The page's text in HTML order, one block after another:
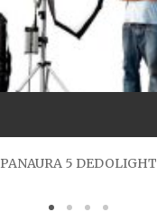
PANAURA 5 DEDOLIGHT